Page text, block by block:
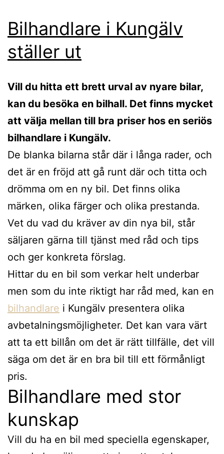
Bilhandlare i Kungälv
ställer ut
Vill du hitta ett brett urval av nyare bilar,
kan du besöka en bilhall. Det finns mycket
att välja mellan till bra priser hos en seriös
bilhandlare i Kungälv.
De blanka bilarna står där i långa rader, och
det är en fröjd att gå runt där och titta och
drömma om en ny bil. Det finns olika
märken, olika färger och olika prestanda.
Vet du vad du kräver av din nya bil, står
säljaren gärna till tjänst med råd och tips
och ger konkreta förslag.
Hittar du en bil som verkar helt underbar
men som du inte riktigt har råd med, kan en
bilhandlare i Kungälv presentera olika
avbetalningsmöjligheter. Det kan vara värt
att ta ett billån om det är rätt tillfälle, det vill
säga om det är en bra bil till ett förmånligt
pris.
Bilhandlare med stor
kunskap
Vill du ha en bil med speciella egenskaper,